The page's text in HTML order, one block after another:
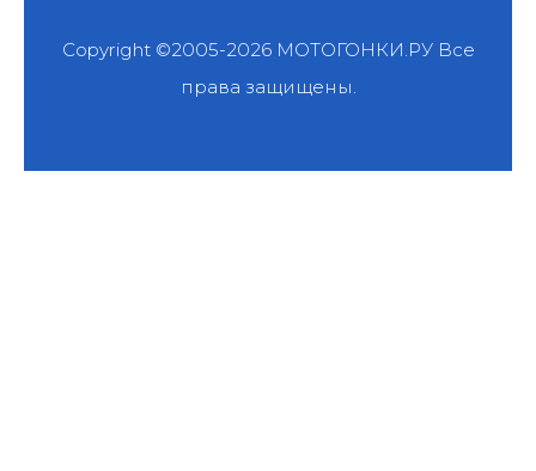
Copyright ©2005-2026 МОТОГОНКИ.РУВсе
права защищены.